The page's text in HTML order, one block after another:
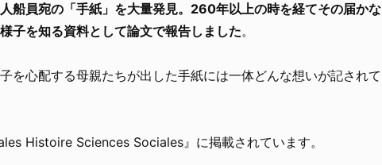
船員宛の「手紙」を大量発見。260年以上の時を経てその届かな
子を知る資料として論文で報告しました。
を心配する母親たちが出した手紙には一体どんな想いが記されて
Histoire Sciences Sociales』に掲載されています。